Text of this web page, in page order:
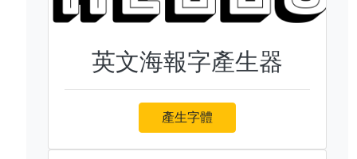
英文海報字產生器
產生字體